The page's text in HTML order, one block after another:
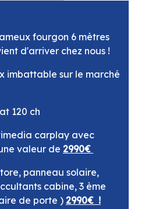
fourgon 6 mètres
d'arriver chez nous !
imbattable sur le marché
120 ch
carplay avec
valeur de 2990€
panneau solaire,
cabine, 3 ème
de porte ) 2990€ !